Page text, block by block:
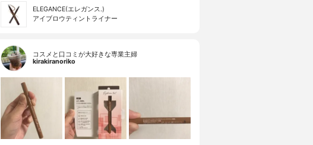
ELEGANCE(エレガンス.)
アイブロウティントライナー
コスメと口コミが大好きな専業主婦
kirakiranoriko